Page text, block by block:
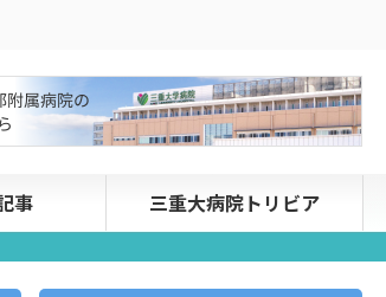
事 三重大病院トリビア